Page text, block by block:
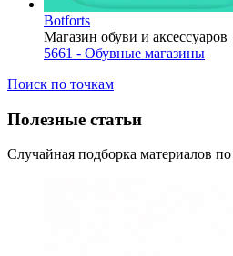
Botforts
Магазин обуви и аксессуаров
5661 - Обувные магазины
Поиск по точкам
Полезные статьи
Случайная подборка материалов